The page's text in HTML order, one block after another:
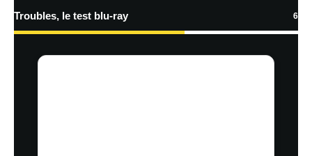
Troubles, le test blu-ray 6